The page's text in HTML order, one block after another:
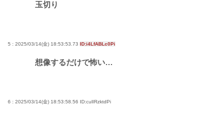
玉切り
5 : 2025/03/14(金) 18:53:53.73 ID:i4LfABLc0Pi
想像するだけで怖い…
6 : 2025/03/14(金) 18:53:58.56 ID:culIRzktdPi